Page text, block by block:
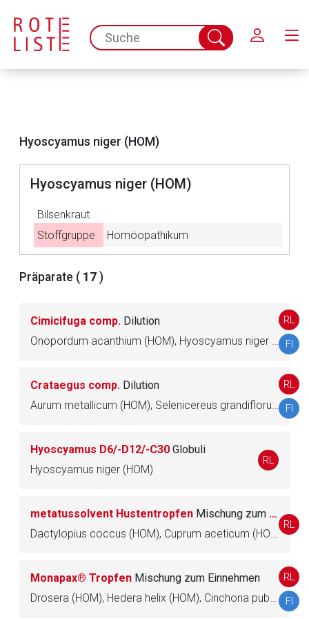
spc.search.input.placeholder
Suche
abschicken
Hyoscyamus niger (HOM)
Hyoscyamus niger (HOM)
Bilsenkraut
Stoffgruppe
Homöopathikum
Präparate ( 17 )
Cimicifuga comp. Dilution
Onopordum acanthium (HOM), Hyoscyamus niger (HOM), Primelblüten, Kalanchoe (HOM), Cimicifuga racemosa (HOM), Leonurus cardiaca (HOM)
RL
FI
Crataegus comp. Dilution
Aurum metallicum (HOM), Selenicereus grandiflorus (HOM), Onopordum acanthium (HOM), Hyoscyamus niger (HOM), Primelblüten, Cor bovis (HOM), Crataegus (HOM)
RL
FI
Hyoscyamus D6/-D12/-C30 Globuli
Hyoscyamus niger (HOM)
RL
metatussolvent Hustentropfen Mischung zum Einnehmen
Dactylopius coccus (HOM), Cuprum aceticum (HOM), Drosera (HOM), Hyoscyamus niger (HOM)
RL
Monapax® Tropfen Mischung zum Einnehmen
Drosera (HOM), Hedera helix (HOM), Cinchona pubescens (HOM), Dactylopius coccus (HOM), Cuprum sulfuricum (HOM), Cephaelis ipecacuanha (HOM), Hyoscyamus niger (HOM)
RL
FI
Aufruf einer externen Seite
Seite. Für die Inhalte der externen Web-Seite ist deren
Betreiber verantwortlich. Ebenso gelten dort ggf. andere
Datenschutzbestimmungen.
Zurück zur rote-liste.de Zur Seite